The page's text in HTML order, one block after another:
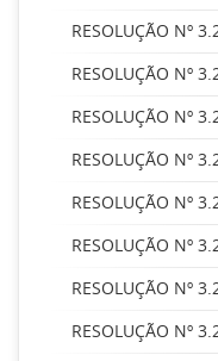
RESOLUÇÃO Nº
RESOLUÇÃO Nº
RESOLUÇÃO Nº
RESOLUÇÃO Nº
RESOLUÇÃO Nº
RESOLUÇÃO Nº
RESOLUÇÃO Nº
RESOLUÇÃO Nº